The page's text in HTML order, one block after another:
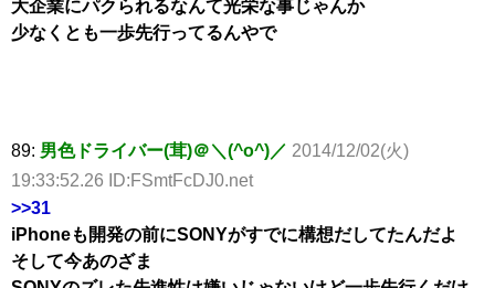
大企業にパクられるなんて光栄な事じゃんか
少なくとも一歩先行ってるんやで
89: 男色ドライバー(茸)＠＼(^o^)／ 2014/12/02(火)
19:33:52.26 ID:FSmtFcDJ0.net
>>31
iPhoneも開発の前にSONYがすでに構想だしてたんだよ
そして今あのざま